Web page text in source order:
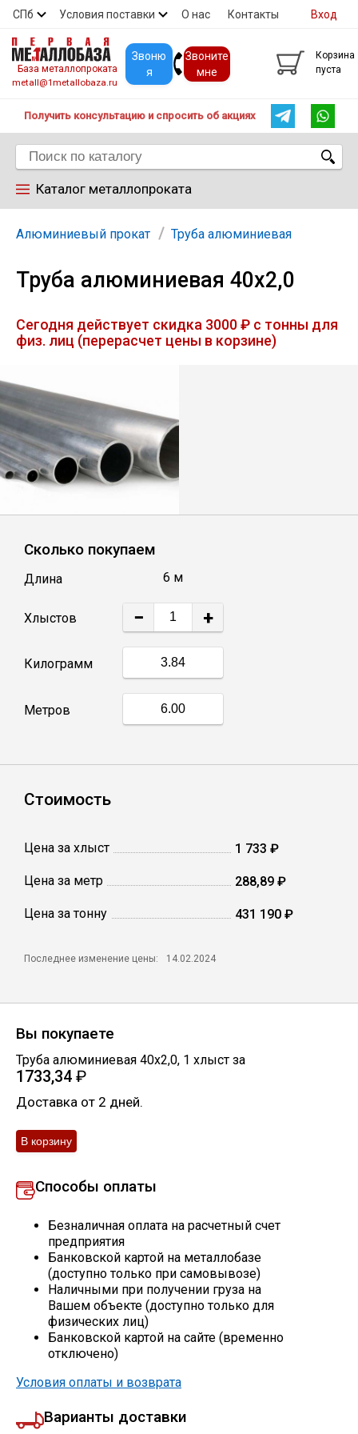
СПб Условия поставки О нас Контакты
Скидки Прайс Покупателям
Вход
База металлопроката
metall@1metallobaza.ru
Звоню
я
Звоните
мне
Корзина
пуста
Получить консультацию и спросить об акциях
Каталог металлопроката
Арматура
Труба профильная
Труба
Уголок
Балка
Швеллер
Катанка
Винтовые сваи
Столбы заборные
Сетка кладочная
Круги абразивные
Электроды
Скобо-гибочные изделия
Нержавейка
Алюминиевый прокат
Алюминиевый прокат Труба алюминиевая
Труба алюминиевая 40х2,0
Сегодня действует скидка 3000 ₽ с тонны для
физ. лиц (перерасчет цены в корзине)
Сколько покупаем
Длина 6 м
Хлыстов − +
Килограмм
Метров
Стоимость
Цена за хлыст 1 733 ₽
Цена за метр 288,89 ₽
Цена за тонну 431 190 ₽
Последнее изменение цены: 14.02.2024
Вы покупаете
Труба алюминиевая 40х2,0, 1 хлыст за
1733,34 ₽
Доставка от 2 дней.
Способы оплаты
Безналичная оплата на расчетный счет
предприятия
Банковской картой на металлобазе
(доступно только при самовывозе)
Наличными при получении груза на
Вашем объекте (доступно только для
физических лиц)
Банковской картой на сайте (временно
отключено)
Условия оплаты и возврата
Варианты доставки